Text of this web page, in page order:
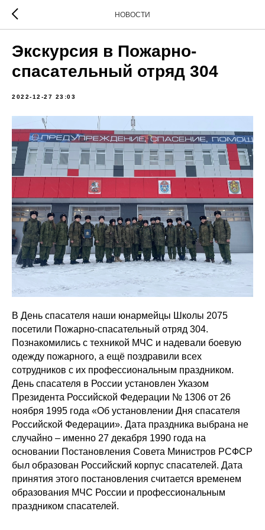
НОВОСТИ
Экскурсия в Пожарно-
спасательный отряд 304
2022-12-27 23:03
В День спасателя наши юнармейцы Школы 2075
посетили Пожарно-спасательный отряд 304.
Познакомились с техникой МЧС и надевали боевую
одежду пожарного, а ещё поздравили всех
сотрудников с их профессиональным праздником.
День спасателя в России установлен Указом
Президента Российской Федерации № 1306 от 26
ноября 1995 года «Об установлении Дня спасателя
Российской Федерации». Дата праздника выбрана не
случайно – именно 27 декабря 1990 года на
основании Постановления Совета Министров РСФСР
был образован Российский корпус спасателей. Дата
принятия этого постановления считается временем
образования МЧС России и профессиональным
праздником спасателей.